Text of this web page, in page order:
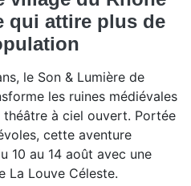
qui attire plus de
le Son & Lumière de
les ruines médiévales
à ciel ouvert. Portée
cette aventure
10 au 14 août avec une
La Louve Céleste.